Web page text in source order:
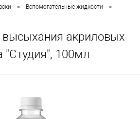
• Вспомогательные жидкости •
акриловых
"Студия", 100мл